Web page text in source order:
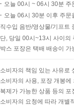
오늘 00시 ~ 06시 30분
오늘 06시 30분 이후 주
직수입 음반/영상물/기프트
단, 당일 00시~13시 사이의
박스 포장은 택배 배송이
소비자의 책임 있는 사유로
소비자의 사용, 포장 개봉
복제가 가능한 상품 등의
소비자의 요청에 따라 개별